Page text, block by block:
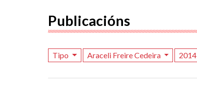
Publicacións
Tipo Araceli Freire Cedeira 2014